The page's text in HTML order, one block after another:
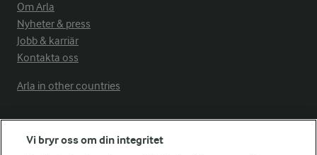
Om Arla
Nyheter & press
Jobb & karriär
Kontakta oss
Arla in other countries
Fler Arlasajter
Vi bryr oss om din integritet